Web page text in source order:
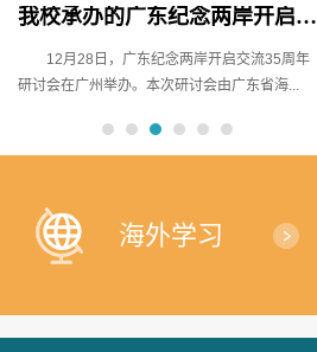
我校承办的广东纪念两岸开启交流35周年研讨会举办
12月28日，广东纪念两岸开启交流35周年
研讨会在广州举办。本次研讨会由广东省海...
海外学习